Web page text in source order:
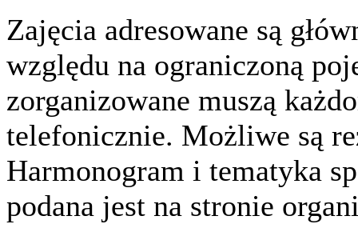
Zajęcia adresowane są
względu na ograniczoną
zorganizowane muszą
telefonicznie. Możliwe są
Harmonogram i tematyka
podana jest na stronie